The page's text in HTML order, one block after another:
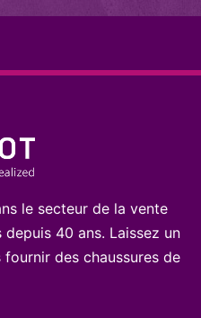
le secteur de la vente
40 ans. Laissez un
des chaussures de